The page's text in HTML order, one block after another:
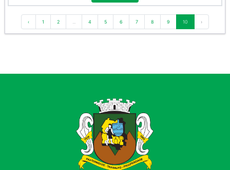
‹ 1 2 4 5 6 7 8 9 10 ›